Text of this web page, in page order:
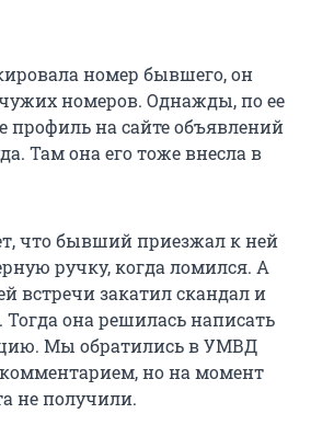
номер бывшего, он
чужих номеров. Однажды, по ее
профиль на сайте объявлений
Там она его тоже внесла в
что бывший приезжал к ней
ручку, когда ломился. А
встречи закатил скандал и
Тогда она решилась написать
Мы обратились в УМВД
комментарием, но на момент
не получили.